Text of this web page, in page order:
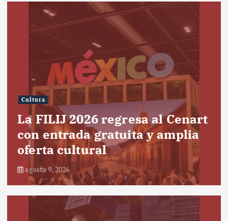
Cultura
La FILIJ 2026 regresa al Cenart
con entrada gratuita y amplia
oferta cultural
agosto 9, 2026